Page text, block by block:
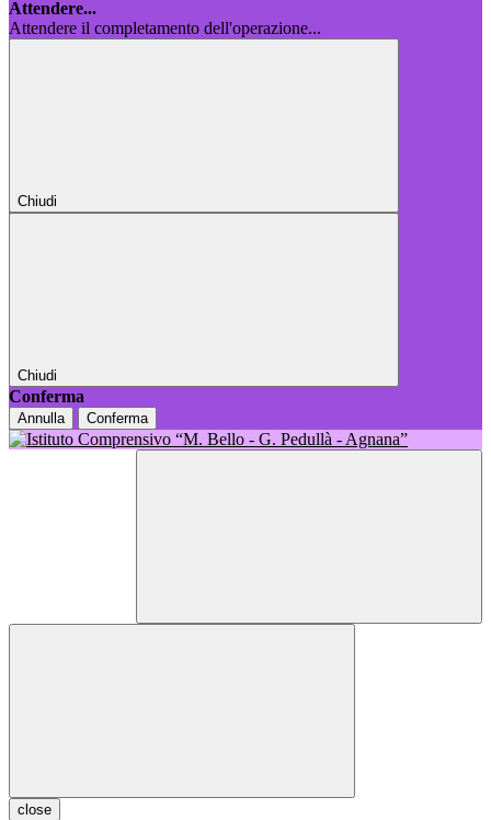
Attendere...
Attendere il completamento dell'operazione...
Chiudi
Chiudi
Conferma
Annulla Conferma
close